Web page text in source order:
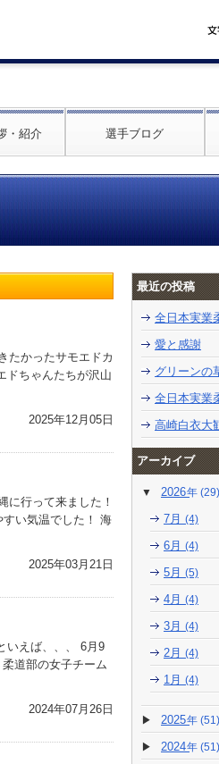
・紹介 選手ブログ
たかったサモエドカ
ドちゃんたちが沢山
2025年12月05日
に行って来ました！
い気温でした！ 海
2025年03月21日
いえば、、、 6月9
道部の女子チーム
2024年07月26日
最近の投稿
全日本実業
愛と感謝
グリーンの
全日本実業
高崎白衣大
アーカイブ
2026 (29)
7月(4)
6月(4)
5月(5)
4月(4)
3月(4)
2月(4)
1月(4)
2025 (51)
2024 (51)